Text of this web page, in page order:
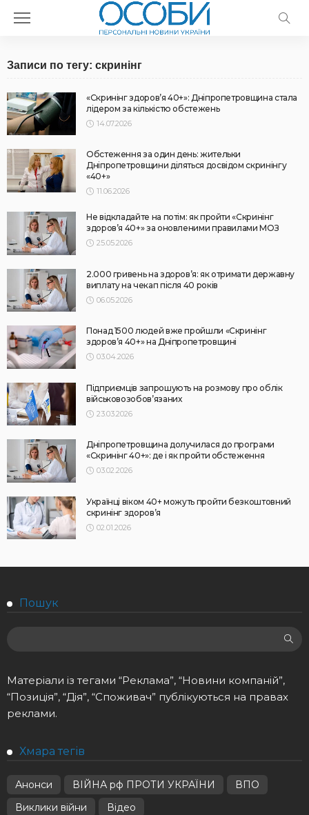
Записи по тегу: скринінг
«Скринінг здоров’я 40+»: Дніпропетровщина стала
лідером за кількістю обстежень
14.07.2026
Обстеження за один день: жительки
Дніпропетровщини діляться досвідом скринінгу
«40+»
11.06.2026
Не відкладайте на потім: як пройти «Скринінг
здоров’я 40+» за оновленими правилами МОЗ
25.05.2026
2.000 гривень на здоров’я: як отримати державну
виплату на чекап після 40 років
06.05.2026
Понад 1500 людей вже пройшли «Скринінг
здоров’я 40+» на Дніпропетровщині
03.04.2026
Підприємців запрошують на розмову про облік
військовозобов’язаних
23.03.2026
Дніпропетровщина долучилася до програми
«Скринінг 40+»: де і як пройти обстеження
03.02.2026
Українці віком 40+ можуть пройти безкоштовний
скринінг здоров’я
02.01.2026
Пошук
Матеріали із тегами “Реклама”, “Новини компаній”,
“Позиція”, “Дія”, “Споживач” публікуються на правах
реклами.
Хмара тегів
Анонси ВІЙНА рф ПРОТИ УКРАЇНИ
ВПО
Виклики війни
Відео